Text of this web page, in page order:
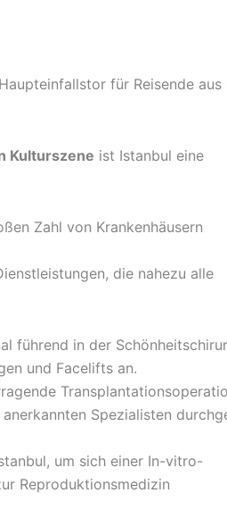
für Reisende aus
Kulturszene ist Istanbul eine
Zahl von Krankenhäusern
die nahezu alle
führend in der
und Facelifts an.
Spezialisten
um sich einer In-vitro-
Reproduktionsmedizin